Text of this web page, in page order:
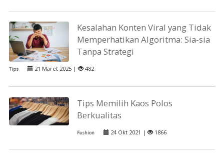
Kesalahan Konten Viral yang Tidak
Memperhatikan Algoritma: Sia-sia
Tanpa Strategi
Tips 21 Maret 2025 | 482
Tips Memilih Kaos Polos
Berkualitas
Fashion 24 Okt 2021 | 1866